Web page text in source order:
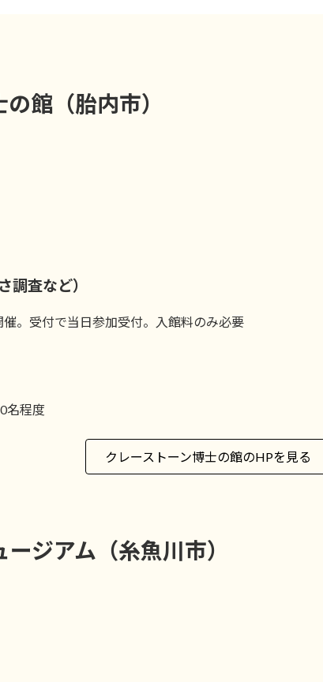
館（胎内市）
調査など）
。受付で当日参加受付。入館料のみ必要
名程度
クレーストーン博士の館のHPを見る
ジアム（糸魚川市）